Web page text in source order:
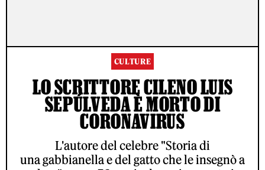
CULTURE
LO SCRITTORE CILENO LUIS
SEPÚLVEDA È MORTO DI
CORONAVIRUS
L'autore del celebre "Storia di
una gabbianella e del gatto che le insegnò a